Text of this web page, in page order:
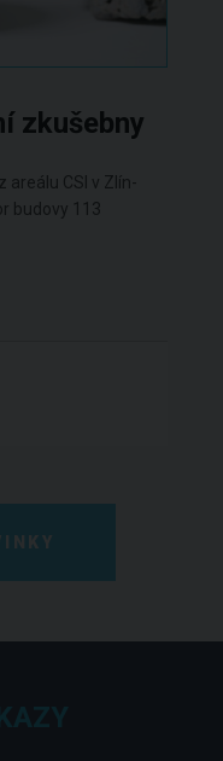
zkušebny
areálu CSI v Zlín-
budovy 113